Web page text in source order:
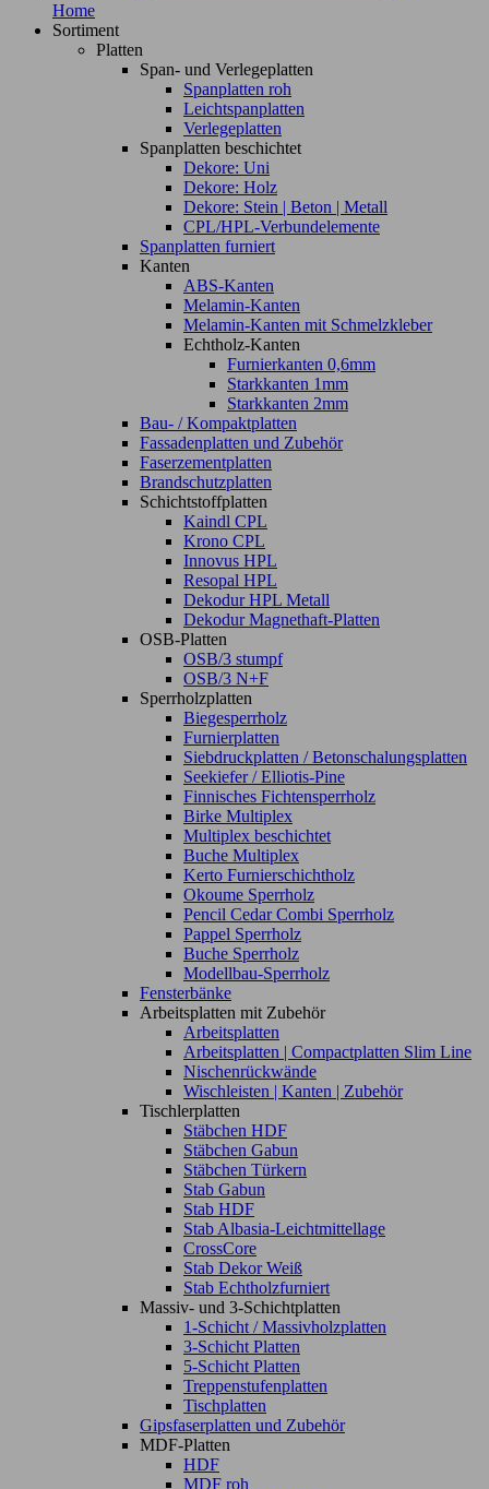
Home
Sortiment
Platten
Span- und Verlegeplatten
Spanplatten roh
Leichtspanplatten
Verlegeplatten
Spanplatten beschichtet
Dekore: Uni
Dekore: Holz
Dekore: Stein | Beton | Metall
CPL/HPL-Verbundelemente
Spanplatten furniert
Kanten
ABS-Kanten
Melamin-Kanten
Melamin-Kanten mit Schmelzkleber
Echtholz-Kanten
Furnierkanten 0,6mm
Starkkanten 1mm
Starkkanten 2mm
Bau- / Kompaktplatten
Fassadenplatten und Zubehör
Faserzementplatten
Brandschutzplatten
Schichtstoffplatten
Kaindl CPL
Krono CPL
Innovus HPL
Resopal HPL
Dekodur HPL Metall
Dekodur Magnethaft-Platten
OSB-Platten
OSB/3 stumpf
OSB/3 N+F
Sperrholzplatten
Biegesperrholz
Furnierplatten
Siebdruckplatten / Betonschalungsplatten
Seekiefer / Elliotis-Pine
Finnisches Fichtensperrholz
Birke Multiplex
Multiplex beschichtet
Buche Multiplex
Kerto Furnierschichtholz
Okoume Sperrholz
Pencil Cedar Combi Sperrholz
Pappel Sperrholz
Buche Sperrholz
Modellbau-Sperrholz
Fensterbänke
Arbeitsplatten mit Zubehör
Arbeitsplatten
Arbeitsplatten | Compactplatten Slim Line
Nischenrückwände
Wischleisten | Kanten | Zubehör
Tischlerplatten
Stäbchen HDF
Stäbchen Gabun
Stäbchen Türkern
Stab Gabun
Stab HDF
Stab Albasia-Leichtmittellage
CrossCore
Stab Dekor Weiß
Stab Echtholzfurniert
Massiv- und 3-Schichtplatten
1-Schicht / Massivholzplatten
3-Schicht Platten
5-Schicht Platten
Treppenstufenplatten
Tischplatten
Gipsfaserplatten und Zubehör
MDF-Platten
HDF
MDF roh